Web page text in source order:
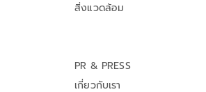
สิ่งแวดล้อม
PR & PRESS
เกี่ยวกับเรา